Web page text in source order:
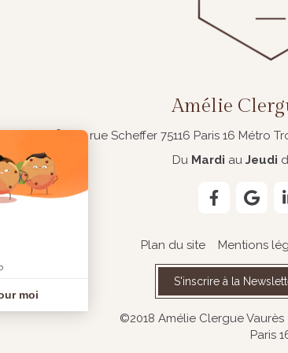
Amélie
20, rue Scheffer 75116 Paris 16 Métro
Du Mardi au Jeudi
Plan du site Mentions
S'inscrire à la
©2018 Amélie Clergue
Paris